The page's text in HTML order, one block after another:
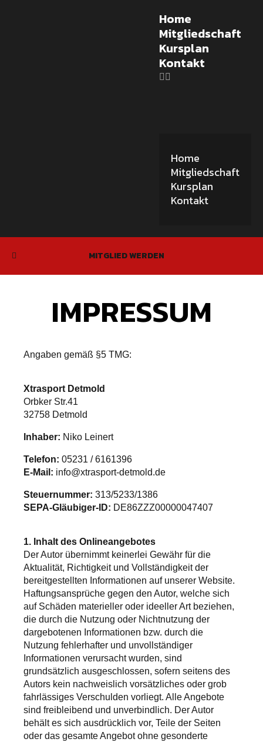
Home
Mitgliedschaft
Kursplan
Kontakt
Home
Mitgliedschaft
Kursplan
Kontakt
MITGLIED WERDEN
IMPRESSUM
Angaben gemäß §5 TMG:
Xtrasport Detmold
Orbker Str.41
32758 Detmold
Inhaber: Niko Leinert
Telefon: 05231 / 6161396
E-Mail: info@xtrasport-detmold.de
Steuernummer: 313/5233/1386
SEPA-Gläubiger-ID: DE86ZZZ00000047407
1. Inhalt des Onlineangebotes
Der Autor übernimmt keinerlei Gewähr für die
Aktualität, Richtigkeit und Vollständigkeit der
bereitgestellten Informationen auf unserer Website.
Haftungsansprüche gegen den Autor, welche sich
auf Schäden materieller oder ideeller Art beziehen,
die durch die Nutzung oder Nichtnutzung der
dargebotenen Informationen bzw. durch die
Nutzung fehlerhafter und unvollständiger
Informationen verursacht wurden, sind
grundsätzlich ausgeschlossen, sofern seitens des
Autors kein nachweislich vorsätzliches oder grob
fahrlässiges Verschulden vorliegt. Alle Angebote
sind freibleibend und unverbindlich. Der Autor
behält es sich ausdrücklich vor, Teile der Seiten
oder das gesamte Angebot ohne gesonderte